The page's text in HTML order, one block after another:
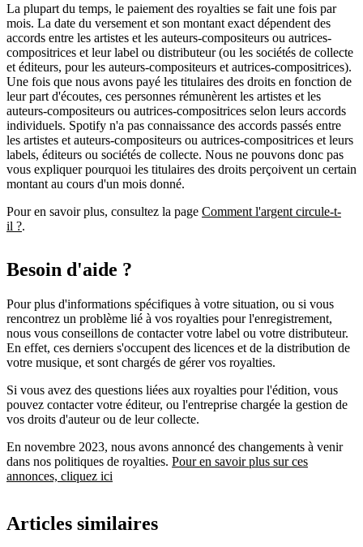
La plupart du temps, le paiement des royalties se fait une fois par
mois. La date du versement et son montant exact dépendent des
accords entre les artistes et les auteurs-compositeurs ou autrices-
compositrices et leur label ou distributeur (ou les sociétés de collecte
et éditeurs, pour les auteurs-compositeurs et autrices-compositrices).
Une fois que nous avons payé les titulaires des droits en fonction de
leur part d'écoutes, ces personnes rémunèrent les artistes et les
auteurs-compositeurs ou autrices-compositrices selon leurs accords
individuels. Spotify n'a pas connaissance des accords passés entre
les artistes et auteurs-compositeurs ou autrices-compositrices et leurs
labels, éditeurs ou sociétés de collecte. Nous ne pouvons donc pas
vous expliquer pourquoi les titulaires des droits perçoivent un certain
montant au cours d'un mois donné.
Pour en savoir plus, consultez la page Comment l'argent circule-t-
il ?.
Besoin d'aide ?
Pour plus d'informations spécifiques à votre situation, ou si vous
rencontrez un problème lié à vos royalties pour l'enregistrement,
nous vous conseillons de contacter votre label ou votre distributeur.
En effet, ces derniers s'occupent des licences et de la distribution de
votre musique, et sont chargés de gérer vos royalties.
Si vous avez des questions liées aux royalties pour l'édition, vous
pouvez contacter votre éditeur, ou l'entreprise chargée la gestion de
vos droits d'auteur ou de leur collecte.
En novembre 2023, nous avons annoncé des changements à venir
dans nos politiques de royalties. Pour en savoir plus sur ces
annonces, cliquez ici
Articles similaires